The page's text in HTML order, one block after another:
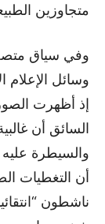
متجاوزين
وفي سياق
وسائل الإعلام
إذ أظهرت
السائق أن
والسيطرة عليه
أن التغطيات
ناشطون